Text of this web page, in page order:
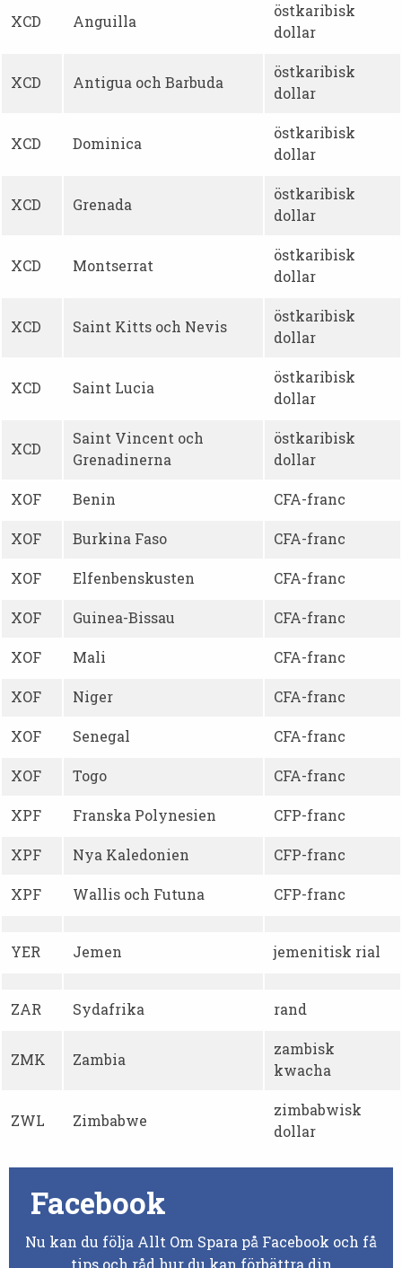
XCD Anguilla
östkaribisk
dollar
XCD Antigua och Barbuda
östkaribisk
dollar
XCD Dominica
östkaribisk
dollar
XCD Grenada
östkaribisk
dollar
XCD Montserrat
östkaribisk
dollar
XCD Saint Kitts och Nevis
östkaribisk
dollar
XCD Saint Lucia
östkaribisk
dollar
XCD
Saint Vincent och
Grenadinerna
östkaribisk
dollar
XOF Benin CFA-franc
XOF Burkina Faso CFA-franc
XOF Elfenbenskusten CFA-franc
XOF Guinea-Bissau CFA-franc
XOF Mali CFA-franc
XOF Niger CFA-franc
XOF Senegal CFA-franc
XOF Togo CFA-franc
XPF Franska Polynesien CFP-franc
XPF Nya Kaledonien CFP-franc
XPF Wallis och Futuna CFP-franc
YER Jemen jemenitisk rial
ZAR Sydafrika rand
ZMK Zambia
zambisk
kwacha
ZWL Zimbabwe
zimbabwisk
dollar
Facebook
Nu kan du följa Allt Om Spara på Facebook och få
tips och råd hur du kan förbättra din